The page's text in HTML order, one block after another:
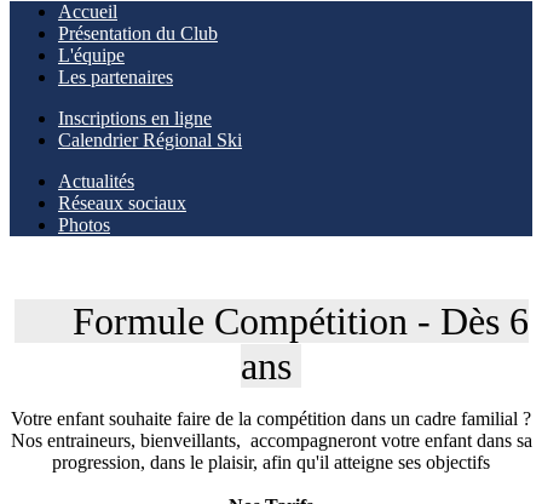
Accueil
Présentation du Club
L'équipe
Les partenaires
Inscriptions en ligne
Calendrier Régional Ski
Actualités
Réseaux sociaux
Photos
Formule Compétition - Dès 6
ans
Votre enfant souhaite faire de la compétition dans un cadre familial ?
Nos entraineurs, bienveillants, accompagneront votre enfant dans sa
progression, dans le plaisir, afin qu'il atteigne ses objectifs